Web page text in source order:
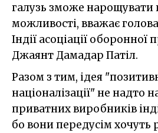
галузь зможе нарощувати
можливості, вважає
Індії асоціації оборонної
Джаянт Дамадар Патіл.
Разом з тим, ідея
націоналізації" не надто
приватних виробників
бо вони передусім хочуть